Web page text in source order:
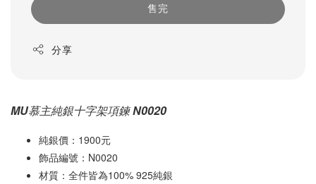
售完
分享
MU慕主純銀十字架項鍊 N0020
純銀價：1900元
飾品編號：N0020
材質：全件皆為100% 925純銀